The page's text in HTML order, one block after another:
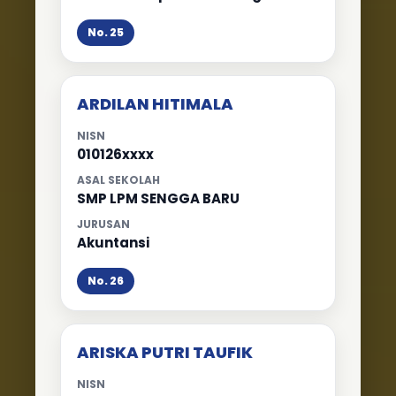
No. 25
ARDILAN HITIMALA
NISN
010126xxxx
ASAL SEKOLAH
SMP LPM SENGGA BARU
JURUSAN
Akuntansi
No. 26
ARISKA PUTRI TAUFIK
NISN